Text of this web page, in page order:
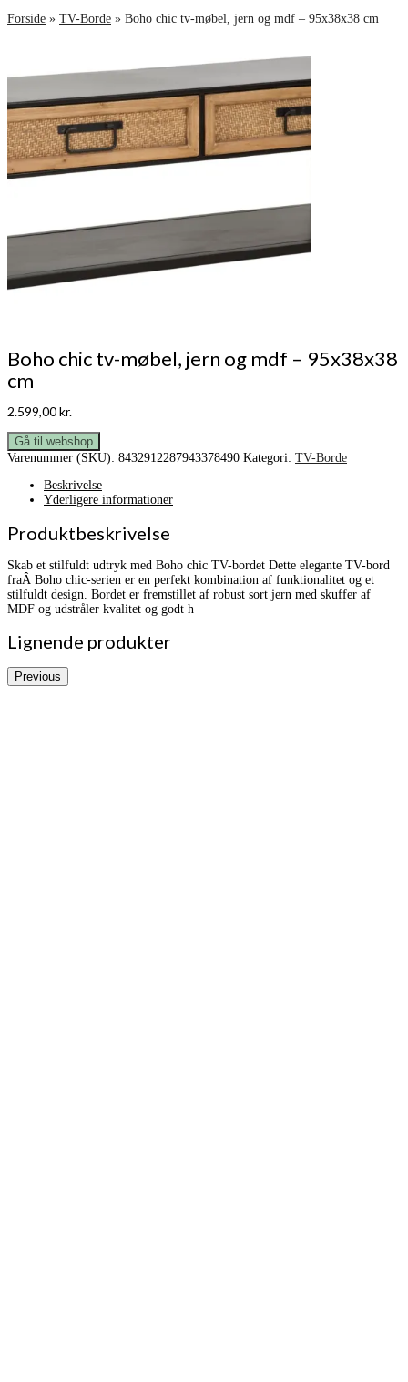
Forside » TV-Borde » Boho chic tv-møbel, jern og mdf – 95x38x38 cm
Boho chic tv-møbel, jern og mdf – 95x38x38
cm
2.599,00kr.
Gå til webshop
Varenummer (SKU): 8432912287943378490 Kategori: TV-Borde
Beskrivelse
Yderligere informationer
Produktbeskrivelse
Skab et stilfuldt udtryk med Boho chic TV-bordet Dette elegante TV-bord
fraÂ Boho chic-serien er en perfekt kombination af funktionalitet og et
stilfuldt design. Bordet er fremstillet af robust sort jern med skuffer af
MDF og udstråler kvalitet og godt h
Lignende produkter
Previous